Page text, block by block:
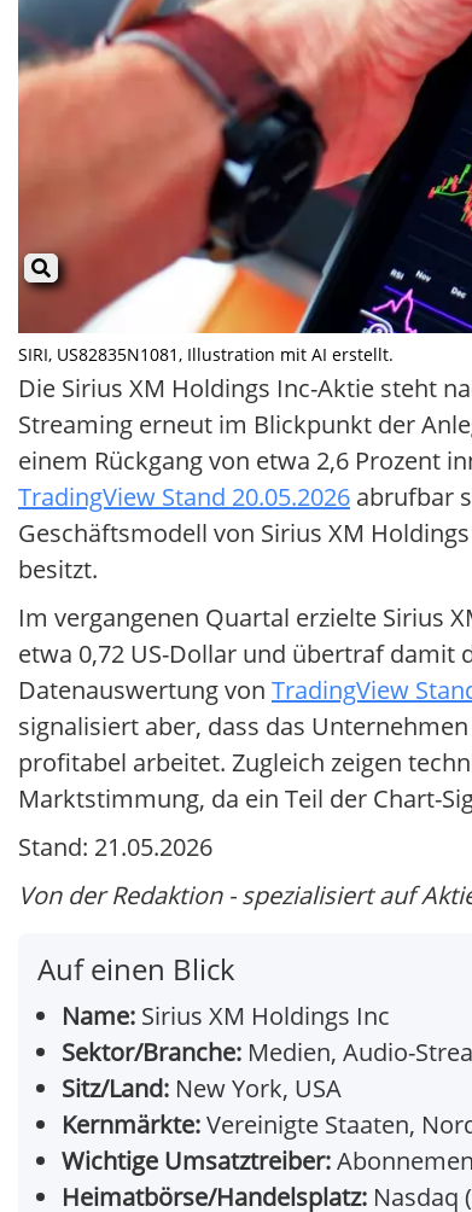
SIRI, US82835N1081, Illustration mit AI erstellt.
Die Sirius XM Holdings Inc-Aktie steht
Streaming erneut im Blickpunkt der
einem Rückgang von etwa 2,6 Prozent
TradingView Stand 20.05.2026 abrufbar
Geschäftsmodell von Sirius XM
besitzt.
Im vergangenen Quartal erzielte Sirius
etwa 0,72 US-Dollar und übertraf damit
Datenauswertung von TradingView
signalisiert aber, dass das
profitabel arbeitet. Zugleich zeigen
Marktstimmung, da ein Teil der Chart-
Stand: 21.05.2026
Von der Redaktion - spezialisiert auf
Auf einen Blick
Name: Sirius XM Holdings Inc
Sektor/Branche: Medien, Audio-
Sitz/Land: New York, USA
Kernmärkte:Vereinigte Staaten,
Wichtige Umsatztreiber:
Heimatbörse/Handelsplatz: Nasdaq